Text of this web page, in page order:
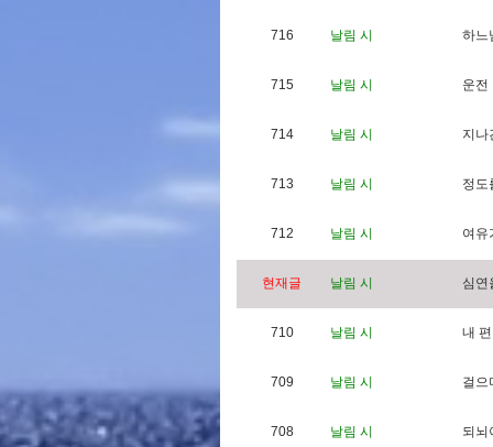
716 날림 시 하느
715 날림 시 운전
714 날림 시 지 나
713 날림 시 정도
712 날림 시 여 유
현재글 날림 시 심 연
710 날림 시 내 편
709 날림 시 걸 으
708 날림 시 되 뇌